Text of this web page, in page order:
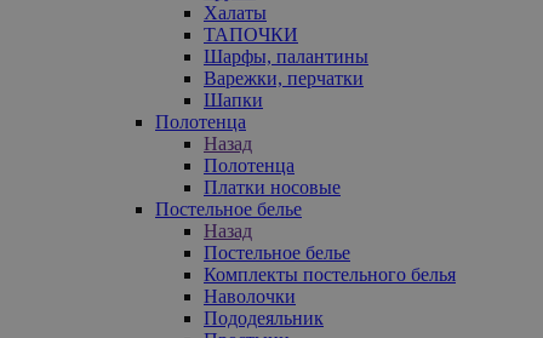
Халаты
ТАПОЧКИ
Шарфы, палантины
Варежки, перчатки
Шапки
Полотенца
Назад
Полотенца
Платки носовые
Постельное белье
Назад
Постельное белье
Комплекты постельного белья
Наволочки
Пододеяльник